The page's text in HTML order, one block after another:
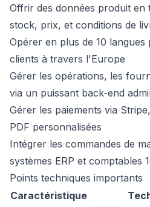
Offrir des données produit
stock, prix, et conditions de
Opérer en plus de 10 langues
clients à travers l'Europe
Gérer les opérations, les
via un puissant back-end
Gérer les paiements via
PDF personnalisées
Intégrer les commandes de
systèmes ERP et comptables
Points techniques importants
Caractéristique